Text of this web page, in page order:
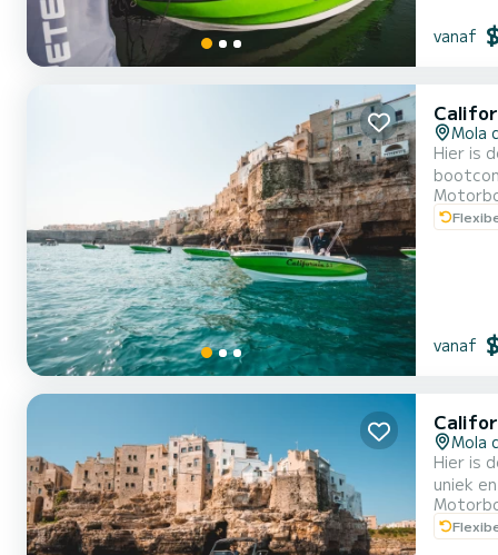
vanaf
Mola
Hier is
bieden
vanaf
Mola
Hier is de
uniek